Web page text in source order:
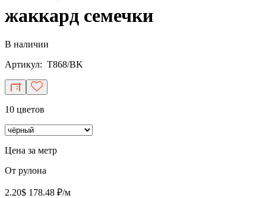
жаккард семечки
В наличии
Артикул: T868/BK
10 цветов
Цена за метр
От рулона
2.20$ 178.48 ₽/м